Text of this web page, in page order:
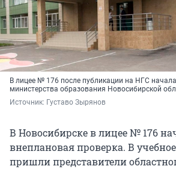
В лицее № 176 после публикации на НГС
министерства образования Новосибирской
Источник: Густаво Зырянов
В Новосибирске в лицее № 176
внеплановая проверка. В
пришли представители